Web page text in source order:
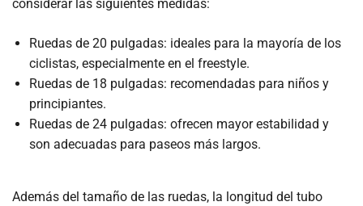
considerar las siguientes medidas:
Ruedas de 20 pulgadas: ideales para la mayoría de los
ciclistas, especialmente en el freestyle.
Ruedas de 18 pulgadas: recomendadas para niños y
principiantes.
Ruedas de 24 pulgadas: ofrecen mayor estabilidad y
son adecuadas para paseos más largos.
Además del tamaño de las ruedas, la longitud del tubo